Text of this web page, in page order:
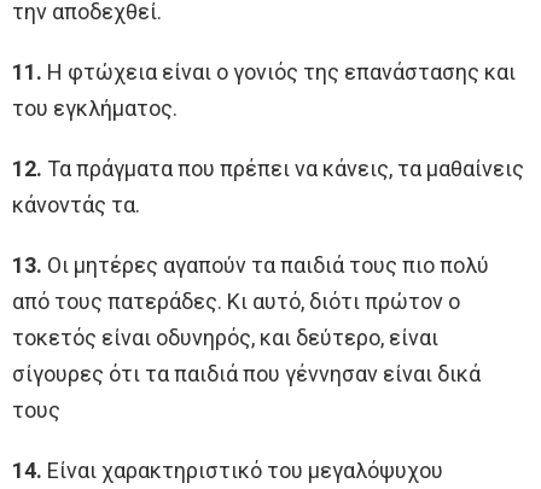
την αποδεχθεί.
11. Η φτώχεια είναι ο γονιός της επανάστασης και
του εγκλήματος.
12. Τα πράγματα που πρέπει να κάνεις, τα μαθαίνεις
κάνοντάς τα.
13. Οι μητέρες αγαπούν τα παιδιά τους πιο πολύ
από τους πατεράδες. Κι αυτό, διότι πρώτον ο
τοκετός είναι οδυνηρός, και δεύτερο, είναι
σίγουρες ότι τα παιδιά που γέννησαν είναι δικά
τους
14. Είναι χαρακτηριστικό του μεγαλόψυχου